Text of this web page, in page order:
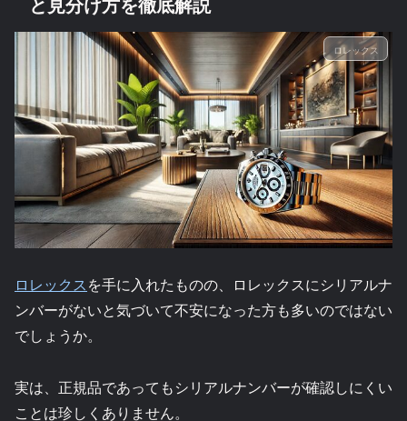
ロレックス
ロレックスを手に入れたものの、ロレックスにシリアルナ
ンバーがないと気づいて不安になった方も多いのではない
でしょうか。
実は、正規品であってもシリアルナンバーが確認しにくい
ことは珍しくありません。